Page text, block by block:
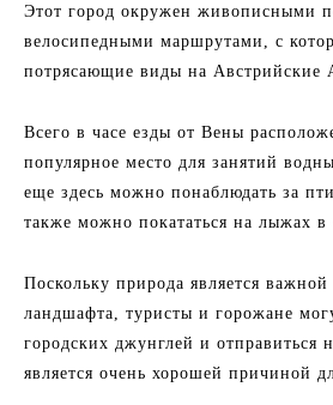
Этот город окружен живописными
велосипедными маршрутами, с
потрясающие виды на Австрийские
Всего в часе езды от Вены
популярное место для занятий
еще здесь можно понаблюдать за
также можно покататься на лыжах в
Поскольку природа является важной
ландшафта, туристы и горожане
городских джунглей и отправиться
является очень хорошей причиной